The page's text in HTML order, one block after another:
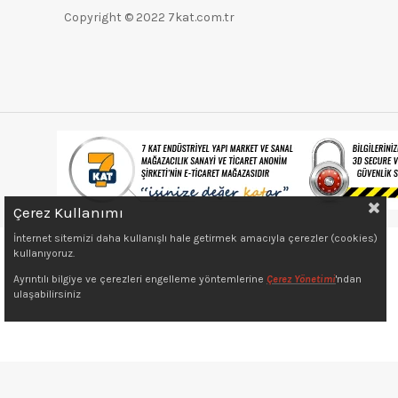
Ürünleri
Kompresörler
Koyun Kırkma Mak.
Kanal Açma Makinesi
Ağırlık Ölçerler
Copyright © 2022 7kat.com.tr
Çerez Kullanımı
İnternet sitemizi daha kullanışlı hale getirmek amacıyla çerezler (cookies)
kullanıyoruz.
Ayrıntılı bilgiye ve çerezleri engelleme yöntemlerine Çerez Yönetimi'ndan
ulaşabilirsiniz